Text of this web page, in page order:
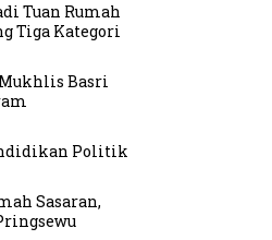
Tuan Rumah
Tiga Kategori
Basri
Politik
Sasaran,